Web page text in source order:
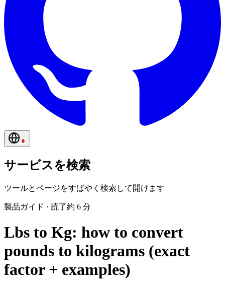
サービスを検索
ツールとページをすばやく検索して開けます
製品ガイド · 読了約 6 分
Lbs to Kg: how to convert
pounds to kilograms (exact
factor + examples)